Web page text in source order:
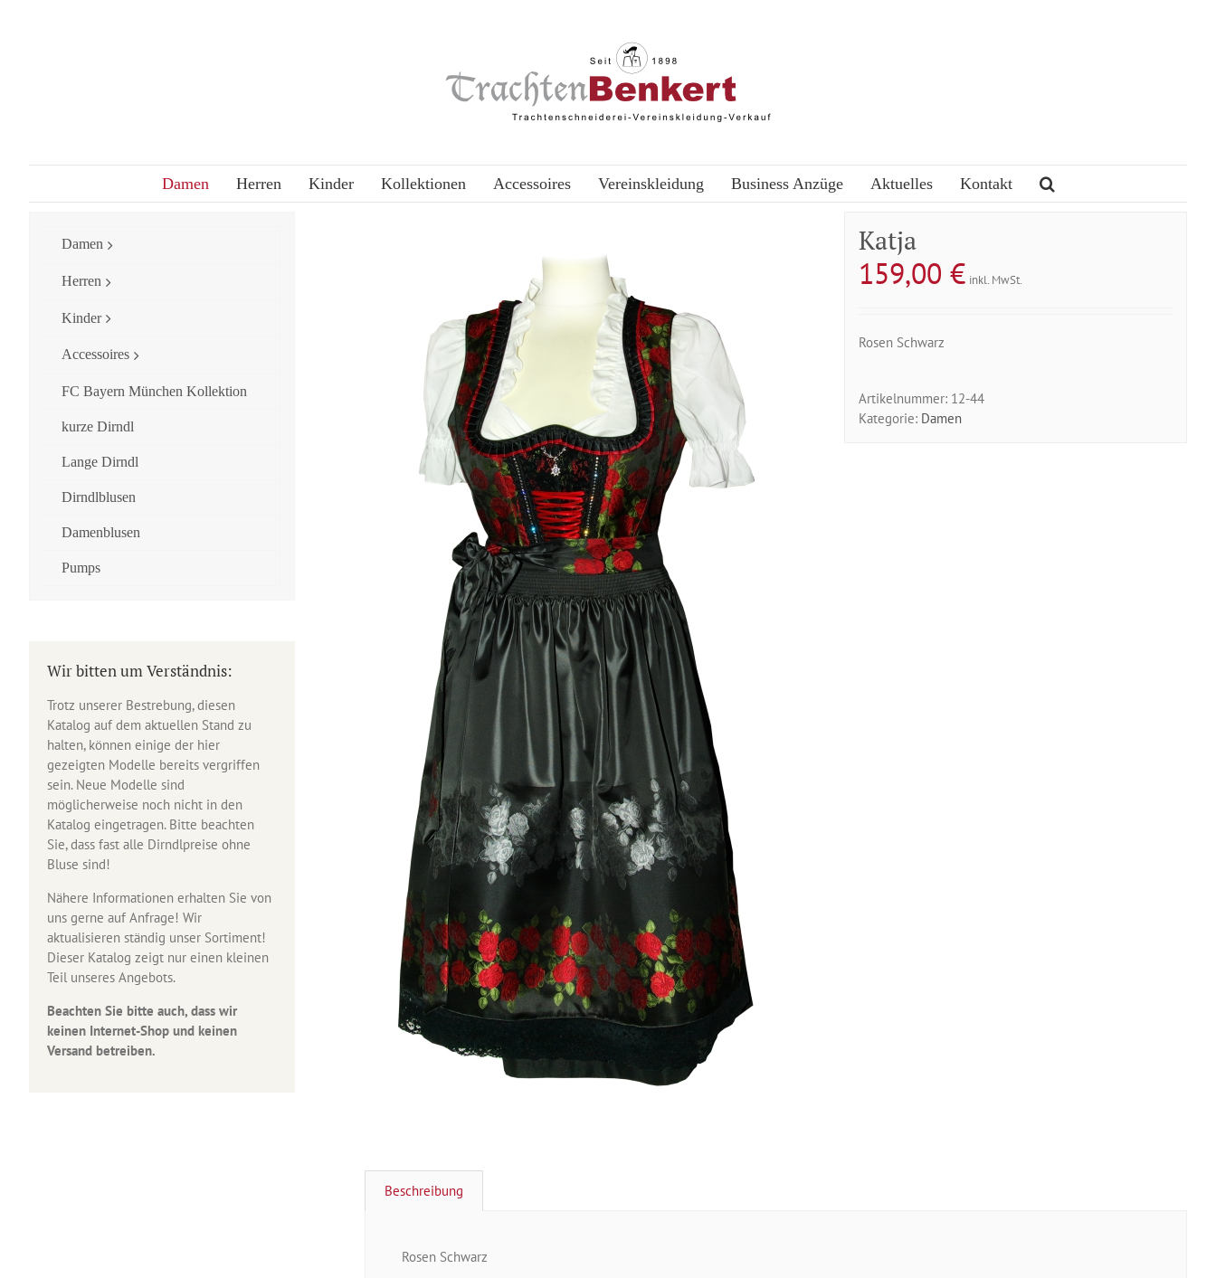
Damen Herren Kinder Kollektionen Accessoires Vereinskleidung Business Anzüge Aktuelles Kontakt
Katja
159,00€ inkl. MwSt.
Rosen Schwarz
Artikelnummer: 12-44
Kategorie: Damen
Beschreibung
Rosen Schwarz
Damen
Herren
Kinder
Accessoires
FC Bayern München Kollektion
kurze Dirndl
Lange Dirndl
Dirndlblusen
Damenblusen
Pumps
Wir bitten um Verständnis:
Trotz unserer Bestrebung, diesen
Katalog auf dem aktuellen Stand zu
halten, können einige der hier
gezeigten Modelle bereits vergriffen
sein. Neue Modelle sind
möglicherweise noch nicht in den
Katalog eingetragen. Bitte beachten
Sie, dass fast alle Dirndlpreise ohne
Bluse sind!
Nähere Informationen erhalten Sie von
uns gerne auf Anfrage! Wir
aktualisieren ständig unser Sortiment!
Dieser Katalog zeigt nur einen kleinen
Teil unseres Angebots.
Beachten Sie bitte auch, dass wir
keinen Internet-Shop und keinen
Versand betreiben.